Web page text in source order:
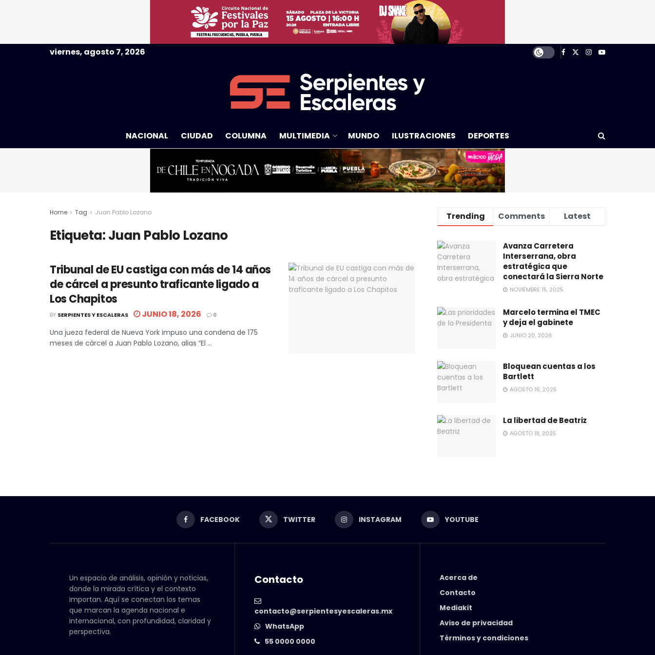
viernes, agosto 7, 2026
NACIONAL CIUDAD COLUMNA MULTIMEDIA MUNDO ILUSTRACIONES DEPORTES
Home Tag Juan Pablo Lozano
Etiqueta:Juan Pablo Lozano
Tribunal de EU castiga con más de 14 años
de cárcel a presunto traficante ligado a
Los Chapitos
BY SERPIENTES Y ESCALERAS JUNIO 18, 2026 0
Una jueza federal de Nueva York impuso una condena de 175
meses de cárcel a Juan Pablo Lozano, alias “El ...
Trending Comments Latest
Avanza Carretera
Interserrana, obra
estratégica que
conectará la Sierra Norte
NOVIEMBRE 15, 2025
Marcelo termina el TMEC
y deja el gabinete
JUNIO 20, 2026
Bloquean cuentas a los
Bartlett
AGOSTO 16, 2025
La libertad de Beatriz
AGOSTO 18, 2025
FACEBOOK TWITTER INSTAGRAM YOUTUBE
Un espacio de análisis, opinión y noticias,
donde la mirada crítica y el contexto
importan. Aquí se conectan los temas
que marcan la agenda nacional e
internacional, con profundidad, claridad y
perspectiva.
Contacto
contacto@serpientesyescaleras.mx
WhatsApp
55 0000 0000
Acerca de
Contacto
Mediakit
Aviso de privacidad
Términos y condiciones